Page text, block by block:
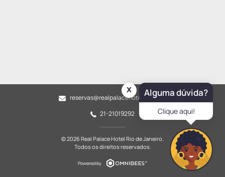
reservas@realpalacehotelrj.com.br
21-21019292
© 2026 Real Palace Hotel Rio de Janeiro.
Todos os direitos reservados.
Powered by
Alguma dúvida?
Clique aqui!
x